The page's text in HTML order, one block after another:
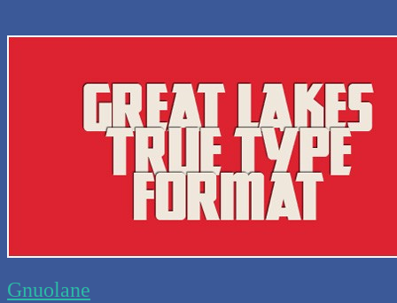
Gnuolane